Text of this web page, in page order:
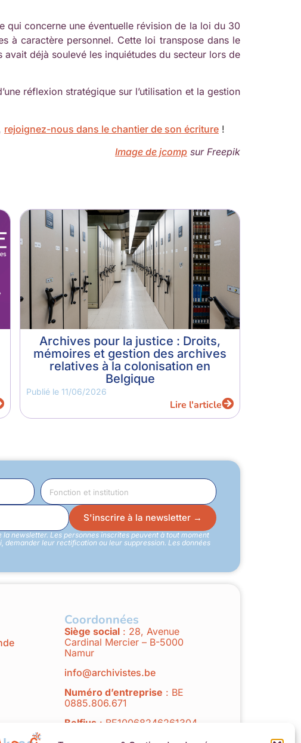
qui concerne une éventuelle révision de la loi du 30
à caractère personnel. Cette loi transpose dans le
déjà soulevé les inquiétudes du secteur lors de
réflexion stratégique sur l’utilisation et la gestion
rejoignez-nous dans le chantier de son écriture !
Image de jcomp sur Freepik
Archives pour la justice : Droits,
mémoires et gestion des archives
relatives à la colonisation en
Belgique
Publié le 11/06/2026
Lire l'article
S'inscrire à la newsletter →
newsletter. Les personnes inscrites peuvent à tout moment
demander leur rectification ou leur suppression. Les données
Coordonnées
Siège social : 28, Avenue
Cardinal Mercier – B-5000
Namur
info@archivistes.be
Numéro d’entreprise : BE
0885.806.671
Belfius : BE10068246261304